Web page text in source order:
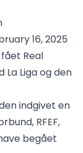
16, 2025
Real
Liga og den
indgivet en
RFEF,
begået